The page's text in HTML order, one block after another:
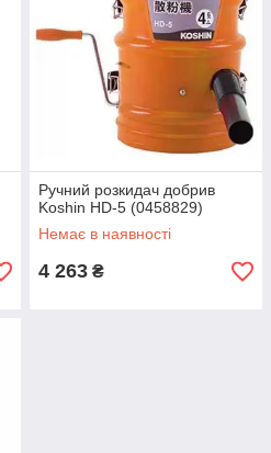
Ручний розкидач добрив
Koshin HD-5 (0458829)
Немає в наявності
4 263 ₴